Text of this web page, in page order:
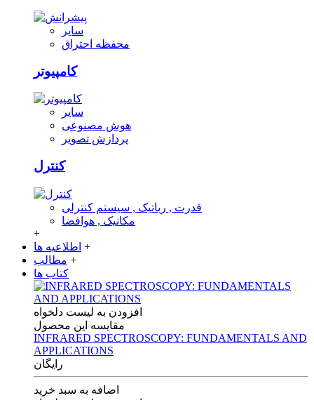
سایر
محفظه احتراق
کامپیوتر
سایر
هوش مصنوعی
پردازش تصویر
کنترل
قدرت , رباتیک , سیستم کنترلی
مکانیک , هوافضا
+
اطلاعیه ها +
مطالب +
کتاب ها
افزودن به لیست دلخواه
مقایسه این محصول
INFRARED SPECTROSCOPY: FUNDAMENTALS AND
APPLICATIONS
رایگان
اضافه به سبد خرید